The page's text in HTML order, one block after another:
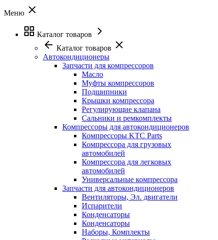
Меню
Каталог товаров
Каталог товаров
Автокондиционеры
Запчасти для компрессоров
Масло
Муфты компрессоров
Подшипники
Крышки компрессора
Регулирующие клапана
Сальники и ремкомплекты
Компрессоры для автокондиционеров
Компрессоры KTC Parts
Компрессора для грузовых
автомобилей
Компрессора для легковых
автомобилей
Универсальные компрессора
Запчасти для автокондиционеров
Вентиляторы, Эл. двигатели
Испарители
Конденсаторы
Конденсаторы
Наборы, Комплекты